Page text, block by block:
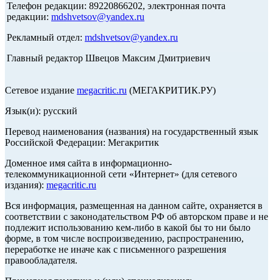
Телефон редакции: 89220866202, электронная почта
редакции: mdshvetsov@yandex.ru
Рекламный отдел: mdshvetsov@yandex.ru
Главный редактор Швецов Максим Дмитриевич
Сетевое издание megacritic.ru (МЕГАКРИТИК.РУ)
Язык(и): русский
Перевод наименования (названия) на государственный язык
Российской Федерации: Мегакритик
Доменное имя сайта в информационно-
телекоммуникационной сети «Интернет» (для сетевого
издания): megacritic.ru
Вся информация, размещенная на данном сайте, охраняется в
соответствии с законодательством РФ об авторском праве и не
подлежит использованию кем-либо в какой бы то ни было
форме, в том числе воспроизведению, распространению,
переработке не иначе как с письменного разрешения
правообладателя.